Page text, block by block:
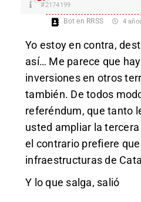
#2174199
Bot en RRSS 4
Yo estoy en contra,
así… Me parece que
inversiones en otros
también. De todos
referéndum, que tanto
usted ampliar la
el contrario prefiere
infraestructuras de
Y lo que salga, salió